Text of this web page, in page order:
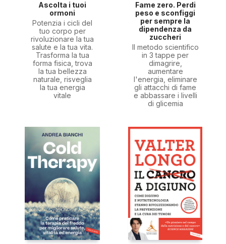
Ascolta i tuoi
ormoni
Potenzia i cicli del
tuo corpo per
rivoluzionare la tua
salute e la tua vita.
Trasforma la tua
forma fisica, trova
la tua bellezza
naturale, risveglia
la tua energia
vitale
Fame zero. Perdi
peso e sconfiggi
per sempre la
dipendenza da
zuccheri
Il metodo scientifico
in 3 tappe per
dimagrire,
aumentare
l'energia, eliminare
gli attacchi di fame
e abbassare i livelli
di glicemia